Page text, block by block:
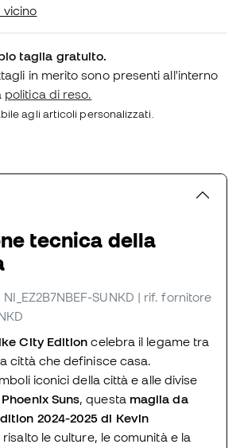
vicino
taglia gratuito.
in merito sono presenti all'interno
politica di reso.
agli articoli personalizzati.
tecnica della
NI_EZ2B7NBEF-SUNKD | rif. fornitore
City Edition celebra il legame tra
città che definisce casa.
iconici della città e alle divise
Phoenix Suns, questa maglia da
2024-2025 di Kevin
risalto le culture, le comunità e la